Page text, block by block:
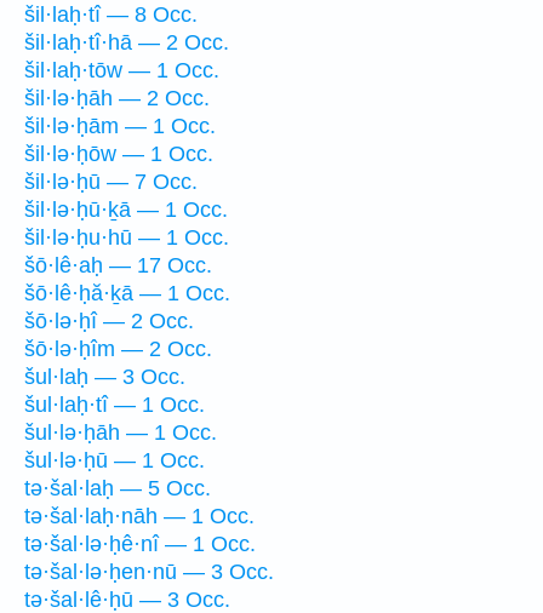
šil·laḥ·tî — 8 Occ.
šil·laḥ·tî·hā — 2 Occ.
šil·laḥ·tōw — 1 Occ.
šil·lə·ḥāh — 2 Occ.
šil·lə·ḥām — 1 Occ.
šil·lə·ḥōw — 1 Occ.
šil·lə·ḥū — 7 Occ.
šil·lə·ḥū·ḵā — 1 Occ.
šil·lə·ḥu·hū — 1 Occ.
šō·lê·aḥ — 17 Occ.
šō·lê·ḥă·ḵā — 1 Occ.
šō·lə·ḥî — 2 Occ.
šō·lə·ḥîm — 2 Occ.
šul·laḥ — 3 Occ.
šul·laḥ·tî — 1 Occ.
šul·lə·ḥāh — 1 Occ.
šul·lə·ḥū — 1 Occ.
tə·šal·laḥ — 5 Occ.
tə·šal·laḥ·nāh — 1 Occ.
tə·šal·lə·ḥê·nî — 1 Occ.
tə·šal·lə·ḥen·nū — 3 Occ.
tə·šal·lê·ḥū — 3 Occ.